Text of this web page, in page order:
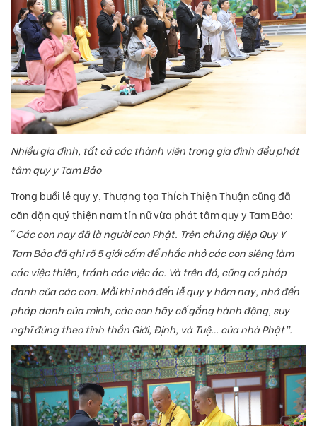
Nhiều gia đình, tất cả các thành viên trong gia đình đều phát
tâm quy y Tam Bảo
Trong buổi lễ quy y, Thượng tọa Thích Thiện Thuận cũng đã
căn dặn quý thiện nam tín nữ vừa phát tâm quy y Tam Bảo:
“Các con nay đã là người con Phật. Trên chứng điệp Quy Y
Tam Bảo đã ghi rõ 5 giới cấm để nhắc nhở các con siêng làm
các việc thiện, tránh các việc ác. Và trên đó, cũng có pháp
danh của các con. Mỗi khi nhớ đến lễ quy y hôm nay, nhớ đến
pháp danh của mình, các con hãy cố gắng hành động, suy
nghĩ đúng theo tinh thần Giới, Định, và Tuệ… của nhà Phật”.